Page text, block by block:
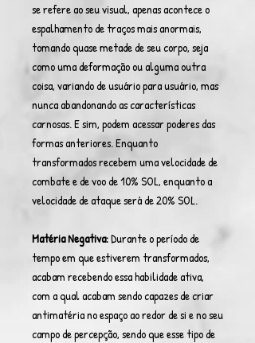
se refere ao seu visual, apenas acontece o
espalhamento de traços mais anormais,
tomando quase metade de seu corpo, seja
como uma deformação ou alguma outra
coisa, variando de usuário para usuário, mas
nunca abandonando as características
carnosas. E sim, podem acessar poderes das
formas anteriores. Enquanto
transformados recebem uma velocidade de
combate e de voo de 10% SOL, enquanto a
velocidade de ataque será de 20% SOL.
Matéria Negativa:Durante o período de
tempo em que estiverem transformados,
acabam recebendo essa habilidade ativa,
com a qual acabam sendo capazes de criar
antimatéria no espaço ao redor de si e no seu
campo de percepção, sendo que esse tipo de